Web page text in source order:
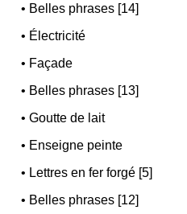
• Belles phrases [14]
• Électricité
• Façade
• Belles phrases [13]
•Goutte de lait
• Enseigne peinte
• Lettres en fer forgé [5]
• Belles phrases [12]